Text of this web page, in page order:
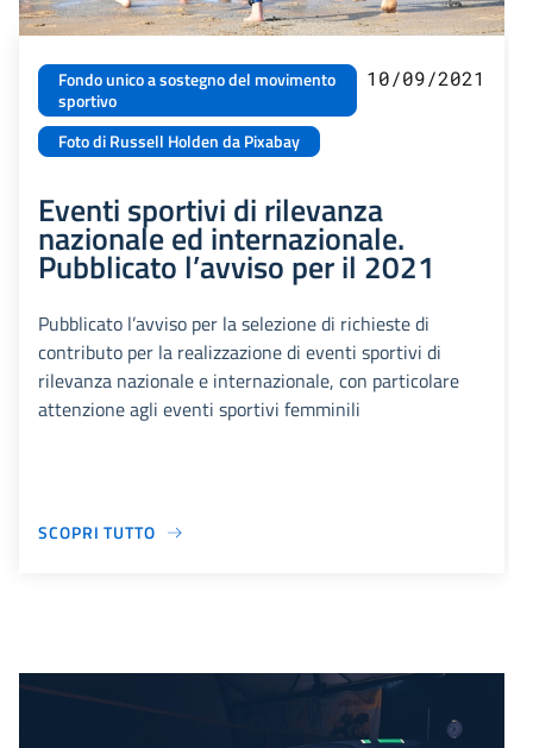
Fondo unico a sostegno del movimento
sportivo
Foto di Russell Holden da Pixabay
10/09/2021
Eventi sportivi di rilevanza
nazionale ed internazionale.
Pubblicato l’avviso per il 2021
Pubblicato l’avviso per la selezione di richieste di
contributo per la realizzazione di eventi sportivi di
rilevanza nazionale e internazionale, con particolare
attenzione agli eventi sportivi femminili
SCOPRI TUTTO